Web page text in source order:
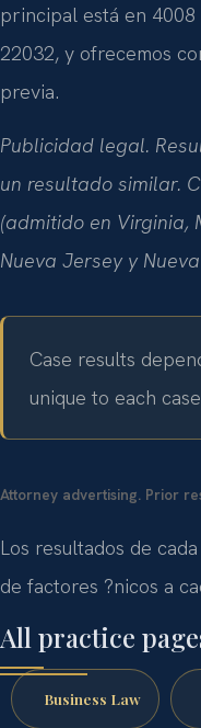
principal está en
22032, y ofrecemos
previa.
Publicidad legal.
un resultado similar.
(admitido en Virginia,
Nueva Jersey y
Case results
unique to each
Attorney advertising. Prior
Los resultados de
de factores ?nicos a
All practice
Business Law